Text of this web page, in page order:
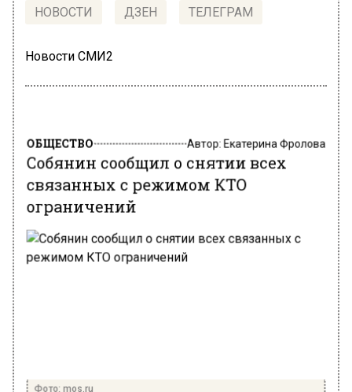
НОВОСТИ ДЗЕН ТЕЛЕГРАМ
Новости СМИ2
ОБЩЕСТВО Автор:Екатерина Фролова
Собянин сообщил о снятии всех
связанных с режимом КТО
ограничений
Фото: mos.ru